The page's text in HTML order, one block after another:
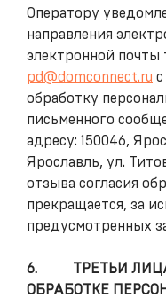
Оператору
направления
электронной
pd@domconnect.ru
обработку
письменного
адресу: 150046,
Ярославль, ул.
отзыва согласия
прекращается, за
предусмотренных
6. ТРЕТЬИ
ОБРАБОТКЕ